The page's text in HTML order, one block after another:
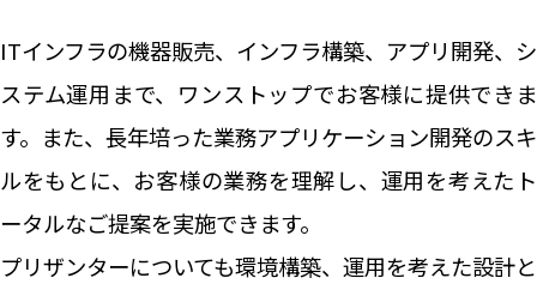
ITインフラの機器販売、インフラ構築、アプリ開発、シ
ステム運用まで、ワンストップでお客様に提供できま
す。また、長年培った業務アプリケーション開発のスキ
ルをもとに、お客様の業務を理解し、運用を考えたト
ータルなご提案を実施できます。
プリザンターについても環境構築、運用を考えた設計と